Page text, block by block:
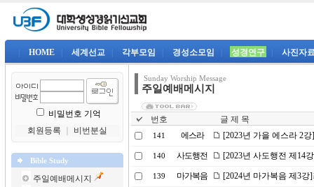
HOME 세계선교 각부모임 경성소모임 성경연구 사진자
비밀번호 기억
회원등록
비번분실
Bible Study
주일예배메시지
Sunday Worship Message
주일예배메시지
번호 글 제 목
141 에스라 [2023년 가을 에스라 2
140 사도행전 [2023년 사도행전 제14
139 마가복음 [2024년 마가복음 제3